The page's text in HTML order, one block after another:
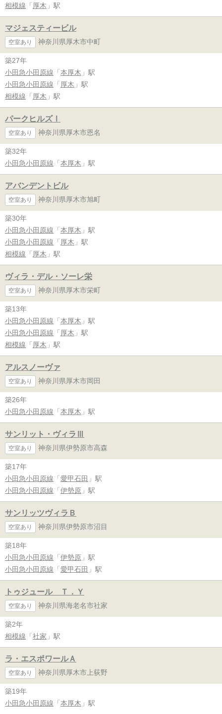
相模線 「 厚木 」駅
マジェスティービル
空室あり 神奈川県厚木市中町
築27年
小田急小田原線 「 本厚木 」駅
小田急小田原線 「 厚木 」駅
相模線 「 厚木 」駅
パークヒルズⅠ
空室あり 神奈川県厚木市恩名
築32年
小田急小田原線 「 本厚木 」駅
アバンデントビル
空室あり 神奈川県厚木市旭町
築30年
小田急小田原線 「 本厚木 」駅
小田急小田原線 「 厚木 」駅
相模線 「 厚木 」駅
ヴィラ・デル・ソーレ栄
空室あり 神奈川県厚木市栄町
築13年
小田急小田原線 「 本厚木 」駅
小田急小田原線 「 厚木 」駅
相模線 「 厚木 」駅
アルスノーヴァ
空室あり 神奈川県厚木市岡田
築26年
小田急小田原線 「 本厚木 」駅
サンリット・ヴィラⅢ
空室あり 神奈川県伊勢原市高森
築17年
小田急小田原線 「 愛甲石田 」駅
小田急小田原線 「 伊勢原 」駅
サンリッツヴィラＢ
空室あり 神奈川県伊勢原市沼目
築18年
小田急小田原線 「 伊勢原 」駅
小田急小田原線 「 愛甲石田 」駅
トゥジュール Ｔ．Ｙ
空室あり 神奈川県海老名市社家
築2年
相模線 「 社家 」駅
ラ・エスポワールＡ
空室あり 神奈川県厚木市上荻野
築19年
小田急小田原線 「 本厚木 」駅